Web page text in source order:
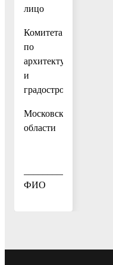
лицо
Комитета
по
архитектуре
и
градостроительству
Московской
области
ФИО